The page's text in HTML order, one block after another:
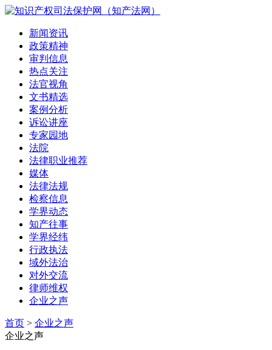
新闻资讯
政策精神
审判信息
热点关注
法官视角
文书精选
案例分析
诉讼讲座
专家园地
法院
法律职业推荐
媒体
法律法规
检察信息
学界动态
知产往事
学界经纬
行政执法
域外法治
对外交流
律师维权
企业之声
首页 > 企业之声
企业之声